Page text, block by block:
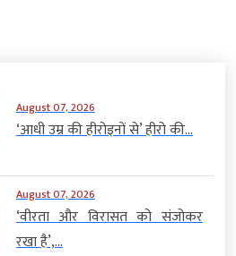
August 07, 2026
‘आधी उम्र की हीरोइनों से’ हीरो की...
August 07, 2026
‘वीरता और विरासत को संजोकर
रखा है’,...